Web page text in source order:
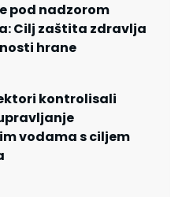
pod nadzorom
Cilj zaštita zdravlja
hrane
kontrolisali
vodama s ciljem